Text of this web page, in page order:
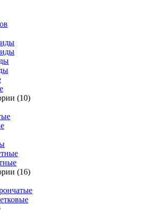
(10)
(16)